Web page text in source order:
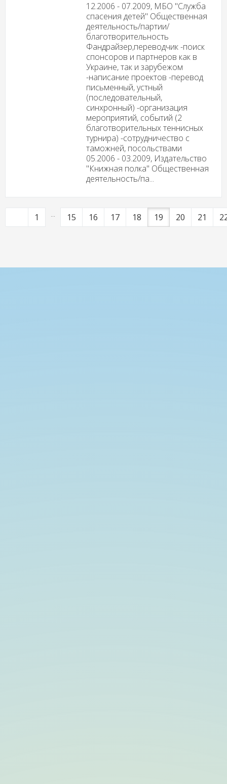
12.2006 - 07.2009, МБО "Служба
спасения детей" Общественная
деятельность/партии/
благотворительность
Фандрайзер,переводчик -поиск
спонсоров и партнеров как в
Украине, так и зарубежом
-написание проектов -перевод
письменный, устный
(последовательный,
синхронный) -организация
мероприятий, событий (2
благотворительных теннисных
турнира) -сотрудничество с
таможней, посольствами
05.2006 - 03.2009, Издательство
"Книжная полка" Общественная
деятельность/па...
1 ... 15 16 17 18 19 20 21